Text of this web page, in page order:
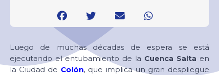
Luego de muchas décadas de espera se está
ejecutando el entubamiento de la Cuenca Salta en
la Ciudad de Colón, que implica un gran despliegue